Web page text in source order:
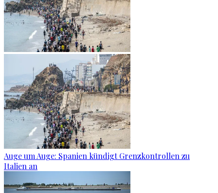
Auge um Auge: Spanien kündigt Grenzkontrollen zu
Italien an